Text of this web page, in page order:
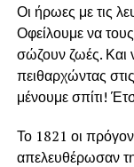
Οι ήρωες με τις
Οφείλουμε να
σώζουν ζωές. Και
πειθαρχώντας
μένουμε σπίτι!
Το 1821 οι
απελευθέρωσαν